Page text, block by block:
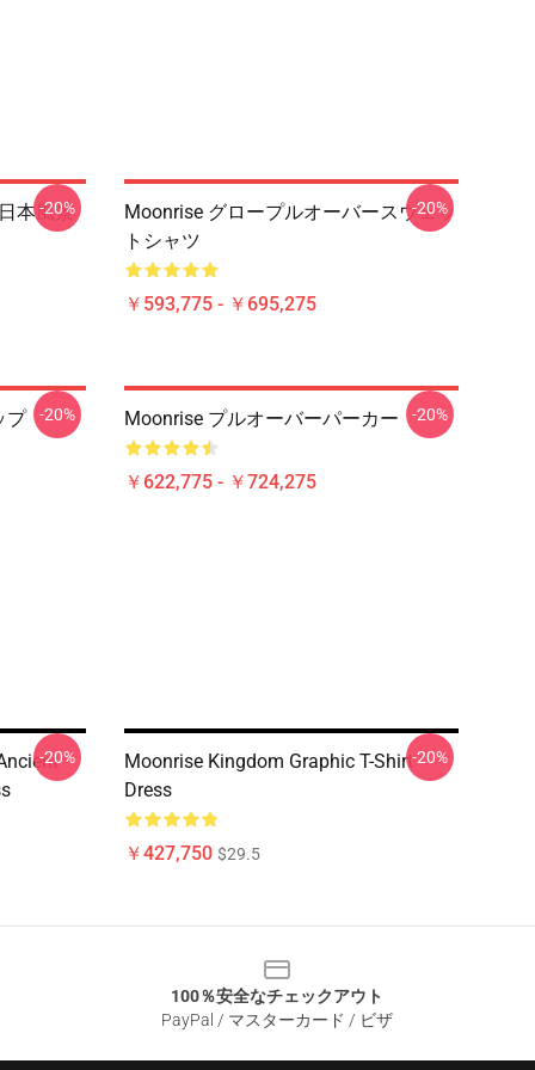
本風景
-20%
Moonrise グロープルオーバースウェッ
トシャツ
￥593,775 - ￥695,275
-20%
プ -20% Moonrise プルオーバーパーカー
￥622,775 - ￥724,275
-20%
-20%
Moonrise Kingdom Graphic T-Shirt
Dress
￥427,750 $29.5
-20%
100％安全なチェックアウト
PayPal / マスターカード / ビザ